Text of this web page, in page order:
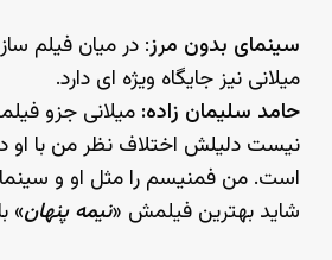
سینمای بدون مرز: در میان فیلم
میلانی نیز جایگاه ویژه ای دارد.
حامد سلیمان زاده: میلانی جزو
نیست دلیلش اختلاف نظر من با
است. من فمنیسم را مثل او و
شاید بهترین فیلمش «نیمه پنهان»